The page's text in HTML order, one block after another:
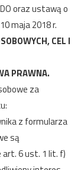
oraz ustawą o
maja 2018 r.
CEL I
PRAWNA.
za
z formularza
są
6 ust. 1 lit. f)